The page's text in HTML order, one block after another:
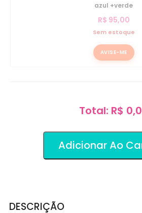
azul +verde
R$ 95,00
Sem estoque
AVISE-ME
Total: R$
Adicionar Ao
DESCRIÇÃO